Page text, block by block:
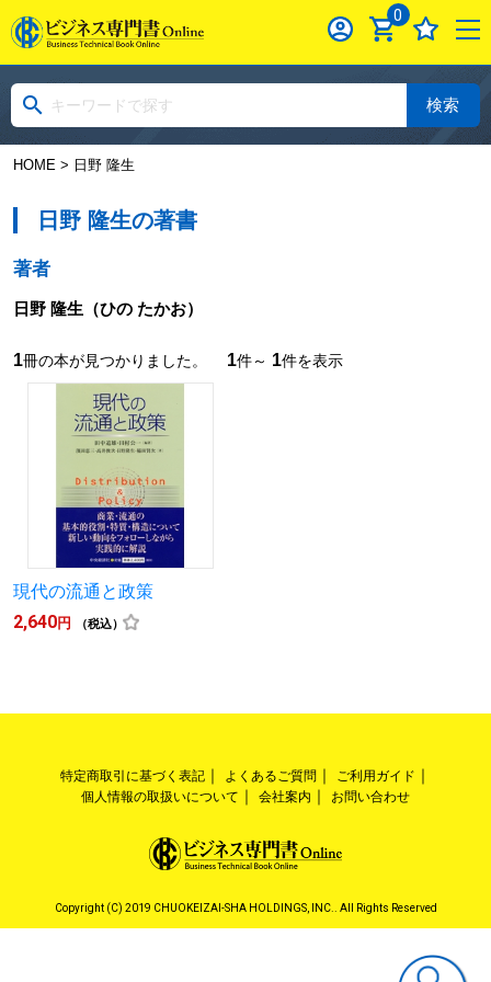
0
検索
HOME> 日野 隆生
日野 隆生の著書
著者
日野 隆生 （ひの たかお）
1冊の本が見つかりました。 1件～ 1件を表示
現代の流通と政策
2,640円 （税込）
特定商取引に基づく表記 よくあるご質問
ご利用ガイド
個人情報の取扱いについて
会社案内 お問い合わせ
Copyright (C) 2019 CHUOKEIZAI-SHA HOLDINGS, INC.. All Rights Reserved